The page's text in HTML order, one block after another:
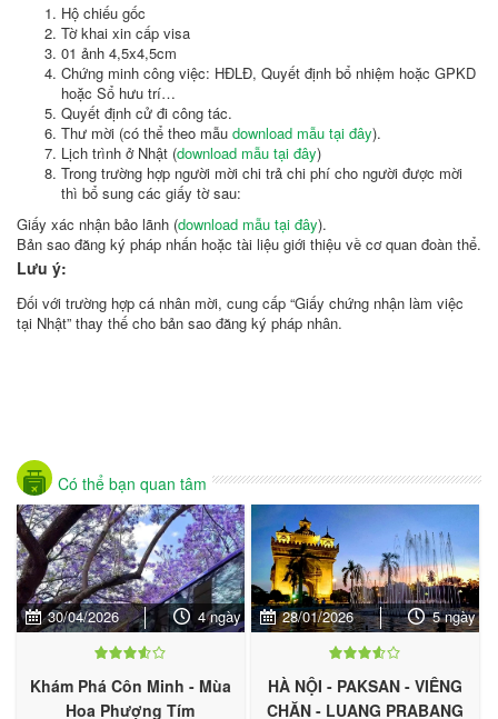
Hộ chiếu gốc
Tờ khai xin cấp visa
01 ảnh 4,5x4,5cm
Chứng minh công việc: HĐLĐ, Quyết định bổ nhiệm hoặc GPKD
hoặc Sổ hưu trí…
Quyết định cử đi công tác.
Thư mời (có thể theo mẫu download mẫu tại đây).
Lịch trình ở Nhật (download mẫu tại đây)
Trong trường hợp người mời chi trả chi phí cho người được mời
thì bổ sung các giấy tờ sau:
Giấy xác nhận bảo lãnh (download mẫu tại đây).
Bản sao đăng ký pháp nhấn hoặc tài liệu giới thiệu về cơ quan đoàn thể.
Lưu ý:
Đối với trường hợp cá nhân mời, cung cấp “Giấy chứng nhận làm việc
tại Nhật” thay thế cho bản sao đăng ký pháp nhân.
Có thể bạn quan tâm
30/04/2026 4 ngày
Khám Phá Côn Minh - Mùa
Hoa Phượng Tím
28/01/2026 5 ngày
HÀ NỘI - PAKSAN - VIÊNG
CHĂN - LUANG PRABANG